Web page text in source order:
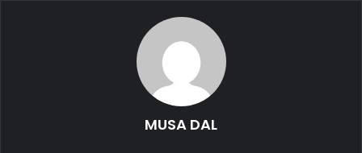
MUSA DAL